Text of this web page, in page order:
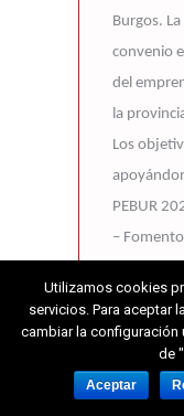
Burgos.
convenio
del
la
Los
PEBUR
–
–
jóvenes
– Premio
2023.
Utilizamos cookies
servicios. Para aceptar
cambiar la
de
Aceptar